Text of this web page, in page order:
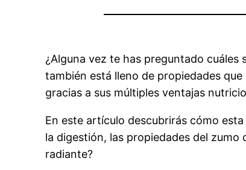
¿Alguna vez te has preguntado
también está lleno de propiedades
gracias a sus múltiples ventajas
En este artículo descubrirás cómo
la digestión, las propiedades del
radiante?